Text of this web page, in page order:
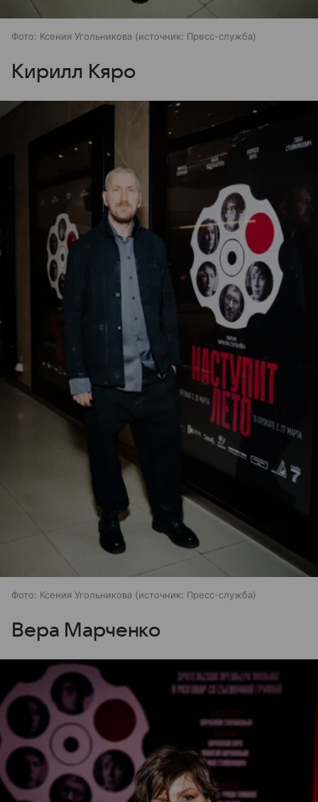
Фото: Ксения Угольникова источник: Пресс-служба
Кирилл Кяро
Фото: Ксения Угольникова источник: Пресс-служба
Вера Марченко